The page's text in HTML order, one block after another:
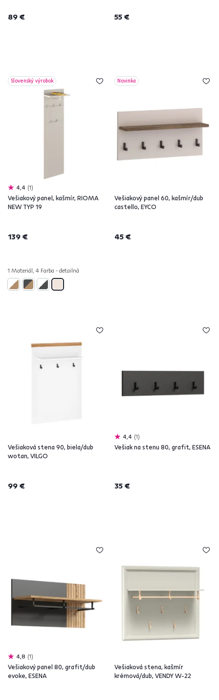
89 € 55 €
Slovenský výrobok
4,4 1
Vešiakový panel, kašmír, RIOMA
NEW TYP 19
139 €
1 Materiál, 4 Farba - detailná
Novinka
Vešiakový panel 60, kašmír/dub
castello, EYCO
45 €
Vešiaková stena 90, biela/dub
wotan, VILGO
99 €
4,4 1
Vešiak na stenu 80, grafit, ESENA
35 €
4,8 1
Vešiakový panel 80, grafit/dub
evoke, ESENA
Vešiaková stena, kašmír
krémová/dub, VENDY W-22